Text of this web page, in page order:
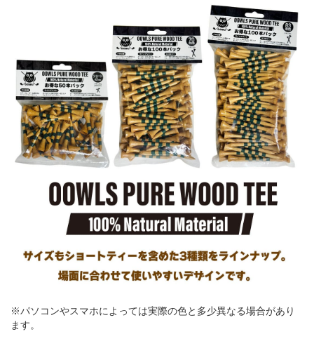
※パソコンやスマホによっては実際の色と多少異なる場合があり
ます。